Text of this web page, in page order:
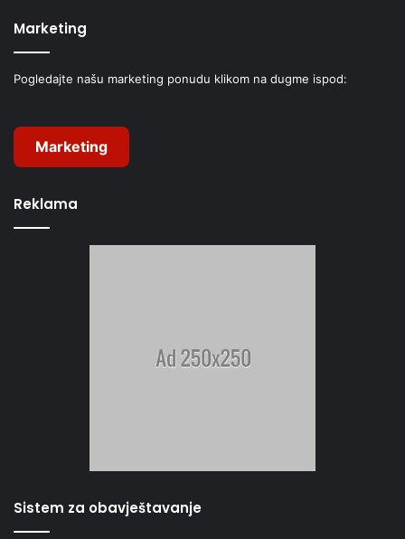
Marketing
Pogledajte našu marketing ponudu klikom na dugme ispod:
Marketing
Reklama
Sistem za obavještavanje